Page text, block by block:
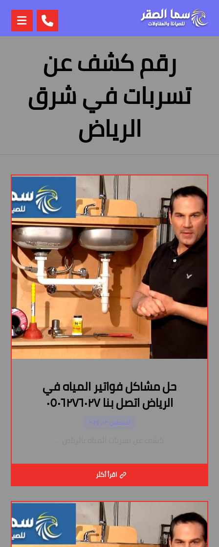
رقم كشف عن
تسربات في شرق
الرياض
حل مشاكل فواتير المياه في
الرياض اتصل بنا ٠٥٠٦٢٧٦٠٢٧
أغسطس ١٣, ٢٠٢٤
اقرأ أكثر